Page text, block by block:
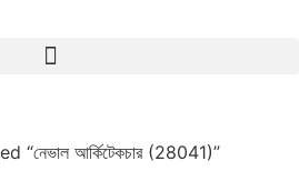
আর্কিটেকচার (28041)”